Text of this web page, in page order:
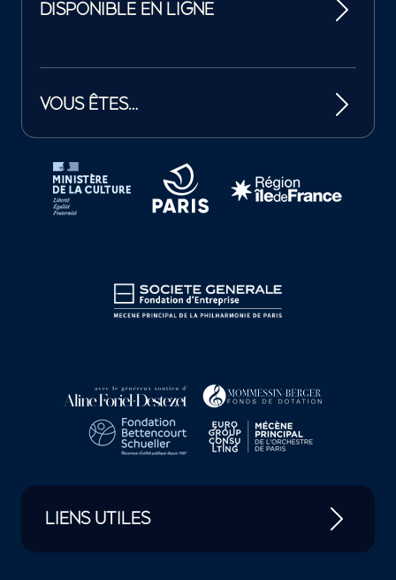
DISPONIBLE EN LIGNE
VOUS ÊTES…
Tutelles et mécènes de la Philharmonie de Paris
LIENS UTILES